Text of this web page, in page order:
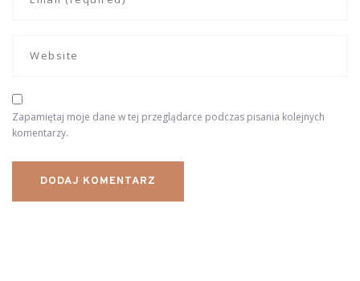
Zapamiętaj moje dane w tej przeglądarce podczas pisania kolejnych
komentarzy.